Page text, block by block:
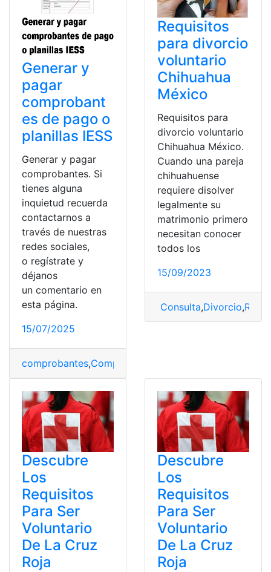
Generar y
pagar
comprobant
es de pago o
planillas IESS
Generar y pagar
comprobantes. Si
tienes alguna
inquietud recuerda
contactarnos a
través de nuestras
redes sociales,
o regístrate y
déjanos
un comentario en
esta página.
15/07/2025
comprobantes,Comprobantes
Requisitos
para divorcio
voluntario
Chihuahua
México
Requisitos para
divorcio voluntario
Chihuahua México.
Cuando una pareja
chihuahuense
requiere disolver
legalmente su
matrimonio primero
necesitan conocer
todos los
15/09/2023
Consulta,Divorcio,
Descubre
Los
Requisitos
Para Ser
Voluntario
De La Cruz
Roja
Descubre
Los
Requisitos
Para Ser
Voluntario
De La Cruz
Roja